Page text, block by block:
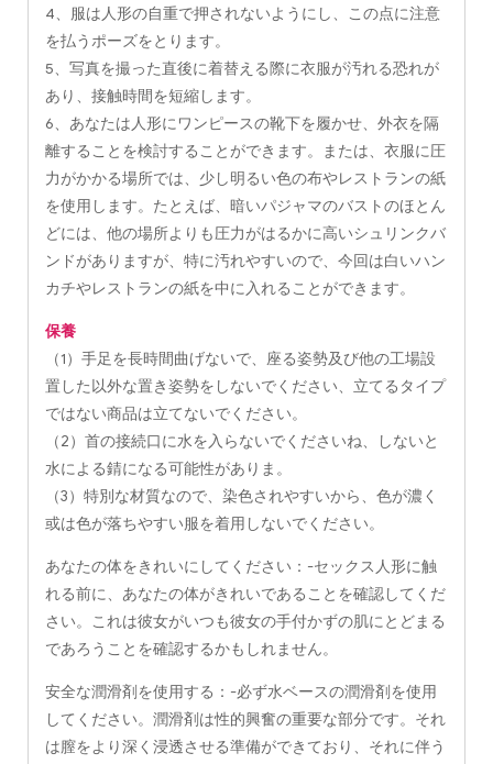
4、服は人形の自重で押されないようにし、この点に注意
を払うポーズをとります。
5、写真を撮った直後に着替える際に衣服が汚れる恐れが
あり、接触時間を短縮します。
6、あなたは人形にワンピースの靴下を履かせ、外衣を隔
離することを検討することができます。または、衣服に圧
力がかかる場所では、少し明るい色の布やレストランの紙
を使用します。たとえば、暗いパジャマのバストのほとん
どには、他の場所よりも圧力がはるかに高いシュリンクバ
ンドがありますが、特に汚れやすいので、今回は白いハン
カチやレストランの紙を中に入れることができます。
保養
（1）手足を長時間曲げないで、座る姿勢及び他の工場設
置した以外な置き姿勢をしないでください、立てるタイプ
ではない商品は立てないでください。
（2）首の接続口に水を入らないでくださいね、しないと
水による錆になる可能性がありま。
（3）特別な材質なので、染色されやすいから、色が濃く
或は色が落ちやすい服を着用しないでください。
あなたの体をきれいにしてください：-セックス人形に触
れる前に、あなたの体がきれいであることを確認してくだ
さい。これは彼女がいつも彼女の手付かずの肌にとどまる
であろうことを確認するかもしれません。
安全な潤滑剤を使用する：-必ず水ベースの潤滑剤を使用
してください。潤滑剤は性的興奮の重要な部分です。それ
は膣をより深く浸透させる準備ができており、それに伴う